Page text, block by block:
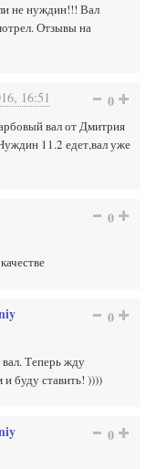
не нуждин!!! Вал
Отзывы на
16:51 0
вал от Дмитрия
11.2 едет,вал уже
0
0
Теперь жду
буду ставить! ))))
0